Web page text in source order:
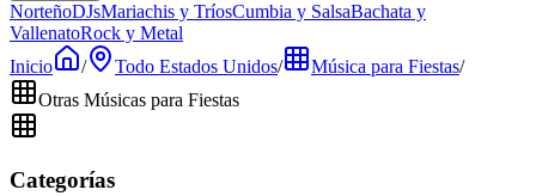
NorteñoDJsMariachis y TríosCumbia y SalsaBachata y
VallenatoRock y Metal
Inicio
/ Todo Estados Unidos/ Música para Fiestas/
Otras Músicas para Fiestas
Categorías